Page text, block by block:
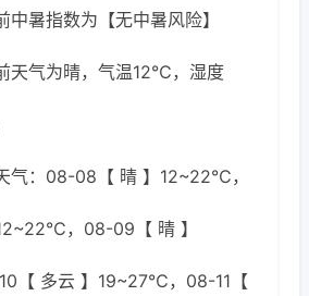
中暑指数为【无中暑风险】
天气为晴，气温12℃，湿度
气：08-08【 晴 】12~22℃，
，08-09【 晴 】
【 多云 】19~27℃，08-11【